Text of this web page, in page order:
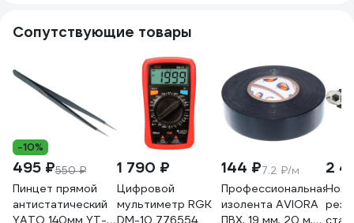
Сопутствующие товары
-10%
495 ₽550 ₽
Пинцет прямой
антистатический
YATO 140мм YT-
1 790 ₽
Цифровой
мультиметр RGK
DM-10 776554
144 ₽7.2 ₽/м
Профессиональная
изолента AVIORA
ПВХ, 19 мм, 20 м,
2